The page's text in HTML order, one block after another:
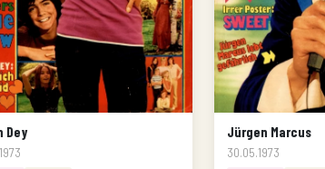
Dey Jürgen Marcus
30.05.1973